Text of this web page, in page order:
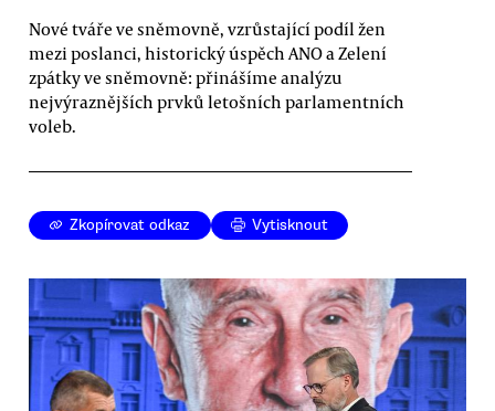
Nové tváře ve sněmovně, vzrůstající podíl žen
mezi poslanci, historický úspěch ANO a Zelení
zpátky ve sněmovně: přinášíme analýzu
nejvýraznějších prvků letošních parlamentních
voleb.
Zkopírovat odkaz Vytisknout